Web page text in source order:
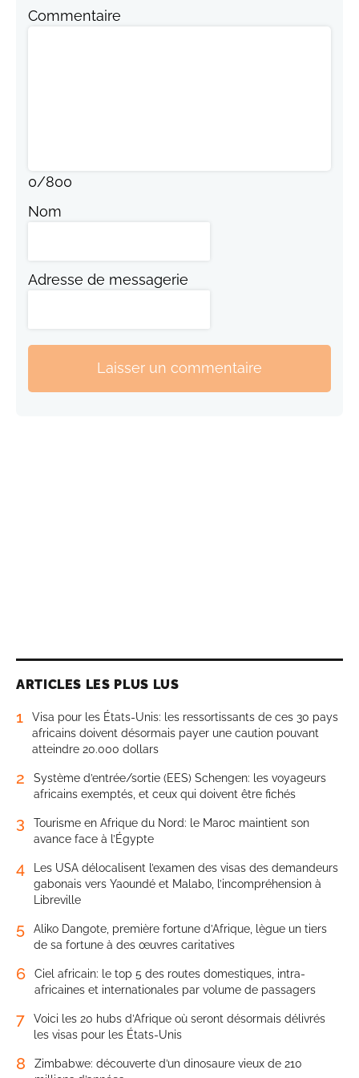
Commentaire
0/800
Nom
Adresse de messagerie
Laisser un commentaire
ARTICLES LES PLUS LUS
1
Visa pour les États-Unis: les ressortissants de ces 30 pays
africains doivent désormais payer une caution pouvant
atteindre 20.000 dollars
2
Système d’entrée/sortie (EES) Schengen: les voyageurs
africains exemptés, et ceux qui doivent être fichés
3
Tourisme en Afrique du Nord: le Maroc maintient son
avance face à l’Égypte
4
Les USA délocalisent l’examen des visas des demandeurs
gabonais vers Yaoundé et Malabo, l’incompréhension à
Libreville
5
Aliko Dangote, première fortune d’Afrique, lègue un tiers
de sa fortune à des œuvres caritatives
6
Ciel africain: le top 5 des routes domestiques, intra-
africaines et internationales par volume de passagers
7
Voici les 20 hubs d’Afrique où seront désormais délivrés
les visas pour les États-Unis
8
Zimbabwe: découverte d’un dinosaure vieux de 210